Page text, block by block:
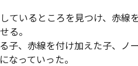
いるところを見つけ、赤線を
る。
、赤線を付け加えた子、ノ
っていった。